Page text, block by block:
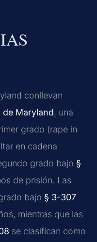
conllevan
de Maryland, una
grado (rape in
en cadena
grado bajo §
de prisión. Las
bajo § 3-307
mientras que las
se clasifican como